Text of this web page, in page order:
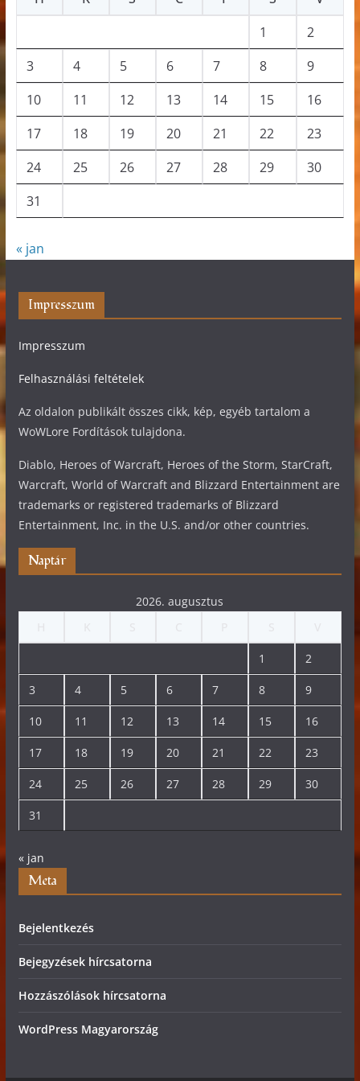
1
2
3
4 5 6 7 8
9
10
11 12 13 14 15
16
17
18 19 20 21 22
23
24
25 26 27 28 29
30
31
« jan
Impresszum
Impresszum
Felhasználási feltételek
Az oldalon publikált összes cikk, kép, egyéb tartalom a
WoWLore Fordítások tulajdona.
Diablo, Heroes of Warcraft, Heroes of the Storm, StarCraft,
Warcraft, World of Warcraft and Blizzard Entertainment are
trademarks or registered trademarks of Blizzard
Entertainment, Inc. in the U.S. and/or other countries.
Naptár
2026. augusztus
1 2
3 4 5 6 7 8 9
10 11 12 13 14 15 16
17 18 19 20 21 22 23
24 25 26 27 28 29 30
31
« jan
Meta
Bejelentkezés
Bejegyzések hírcsatorna
Hozzászólások hírcsatorna
WordPress Magyarország